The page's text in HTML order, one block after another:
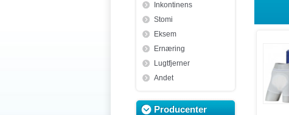
Inkontinens
Stomi
Eksem
Ernæring
Lugtfjerner
Andet
Producenter